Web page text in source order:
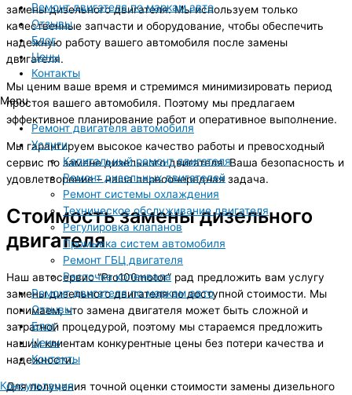
Ремонт двигателя по маркам авто
Отзывы
Блог
Цены
Контакты
Menu
Ремонт двигателя автомобиля
Услуги
Капитальный ремонт двигателя
Ремонт дизельных двигателей
Ремонт системы охлаждения
Техническое обслуживание двигателя
Регулировка клапанов
Промывка систем автомобиля
Ремонт ГБЦ двигателя
Расточка коленвала
Ремонт двигателя по маркам авто
Отзывы
Блог
Цены
Контакты
Консультация
замены дизельного двигателя. Мы используем только
качественные запчасти и оборудование, чтобы обеспечить
надежную работу вашего автомобиля после замены
двигателя.
Мы ценим ваше время и стремимся минимизировать период
простоя вашего автомобиля. Поэтому мы предлагаем
эффективное планирование работ и оперативное выполнение.
Мы гарантируем высокое качество работы и превосходный
сервис по замене дизельного двигателя. Ваша безопасность и
удовлетворение – наша первоочередная задача.
Стоимость замены дизельного
двигателя
Наш автосервис “Pro100motor” рад предложить вам услугу
замены дизельного двигателя по доступной стоимости. Мы
понимаем, что замена двигателя может быть сложной и
затратной процедурой, поэтому мы стараемся предложить
нашим клиентам конкурентные цены без потери качества и
надежности.
Для получения точной оценки стоимости замены дизельного